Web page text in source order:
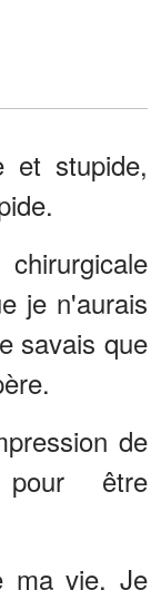
et stupide,
je n'aurais
savais que
de
être
ma vie. Je